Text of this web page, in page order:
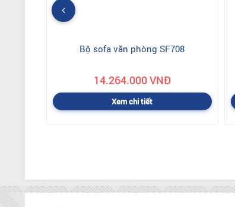
Bộ sofa văn phòng SF708
14.264.000 VNĐ
Xem chi tiết